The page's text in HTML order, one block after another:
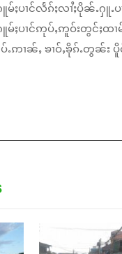
မ်ႈပၢင်လႅၵ်ႈလၢႆႈပိုၼ်ႉႁူ
မ်ႈပၢင်ဢုပ်ႇဢူဝ်းတွင်ႈထၢမ်
ႉဢၢၼ်ႇ ၶၢဝ်ႇၶိုၵ်ႉတွၼ်း